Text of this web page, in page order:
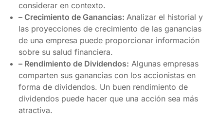
considerar en contexto.
– Crecimiento de Ganancias: Analizar el historial y
las proyecciones de crecimiento de las ganancias
de una empresa puede proporcionar información
sobre su salud financiera.
– Rendimiento de Dividendos: Algunas empresas
comparten sus ganancias con los accionistas en
forma de dividendos. Un buen rendimiento de
dividendos puede hacer que una acción sea más
atractiva.